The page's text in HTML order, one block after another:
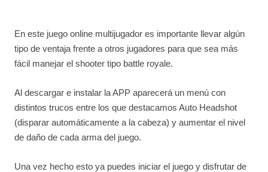
En este juego online multijugador es importante llevar algún
tipo de ventaja frente a otros jugadores para que sea más
fácil manejar el shooter tipo battle royale.
Al descargar e instalar la APP aparecerá un menú con
distintos trucos entre los que destacamos Auto Headshot
(disparar automáticamente a la cabeza) y aumentar el nivel
de daño de cada arma del juego.
Una vez hecho esto ya puedes iniciar el juego y disfrutar de